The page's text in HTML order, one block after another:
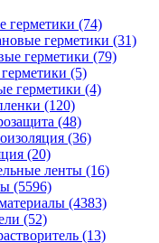
герметики (74)
герметики (31)
герметики (79)
(5)
герметики (4)
(120)
(48)
(36)
(20)
ленты (16)
(5596)
(4383)
(52)
(13)